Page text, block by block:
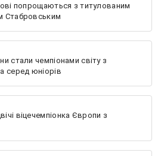
попрощаються з титулованим
Стабровським
стали чемпіонами світу з
серед юніорів
віцечемпіонка Європи з